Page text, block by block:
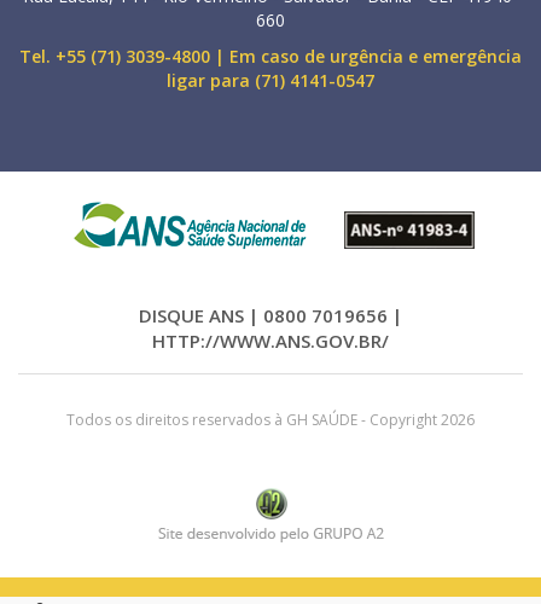
660
Tel. +55 (71) 3039-4800 | Em caso de urgência e emergência
ligar para (71) 4141-0547
DISQUE ANS | 0800 7019656 |
HTTP://WWW.ANS.GOV.BR/
Todos os direitos reservados à GH SAÚDE - Copyright 2026